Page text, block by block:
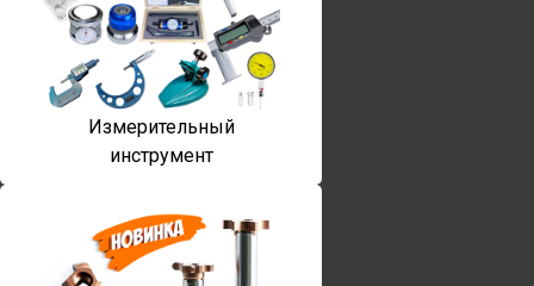
Измерительный
инструмент